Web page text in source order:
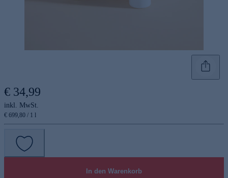
€ 34,99
inkl. MwSt.
€ 699,80 / 1 l
In den Warenkorb